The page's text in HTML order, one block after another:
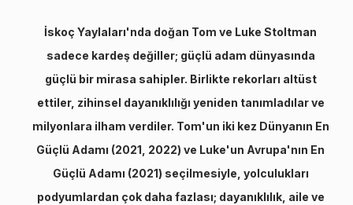
İskoç Yaylaları'nda doğan Tom ve Luke Stoltman
sadece kardeş değiller; güçlü adam dünyasında
güçlü bir mirasa sahipler. Birlikte rekorları altüst
ettiler, zihinsel dayanıklılığı yeniden tanımladılar ve
milyonlara ilham verdiler. Tom'un iki kez Dünyanın En
Güçlü Adamı (2021, 2022) ve Luke'un Avrupa'nın En
Güçlü Adamı (2021) seçilmesiyle, yolculukları
podyumlardan çok daha fazlası; dayanıklılık, aile ve